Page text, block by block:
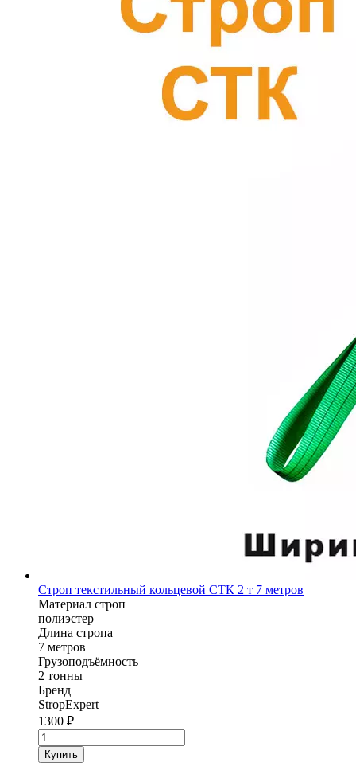
Строп текстильный кольцевой СТК 2 т 7 метров
Материал строп
полиэстер
Длина стропа
7 метров
Грузоподъёмность
2 тонны
Бренд
StropExpert
1300 ₽
Количество
товара
Строп
Купить